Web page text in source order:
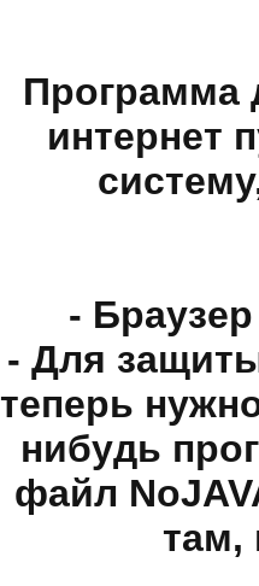
Программа
интернет
-
- Для
тeпepь
нибyдь
фaйл
тaм,